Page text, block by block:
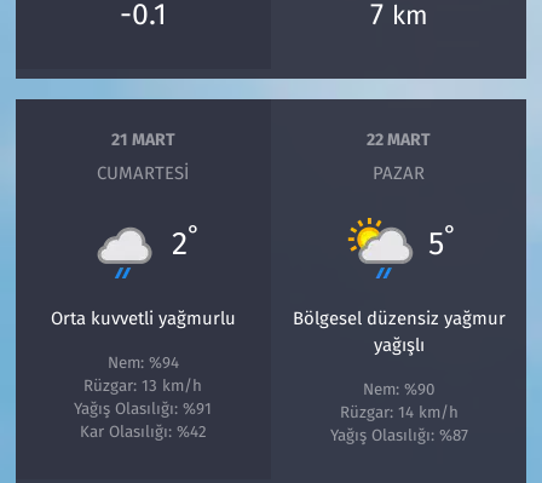
-0.1 7 km
21 MART
CUMARTESI
2°
Orta kuvvetli yağmurlu
Nem: %94
Rüzgar: 13 km/h
Yağış Olasılığı: %91
Kar Olasılığı: %42
22 MART
PAZAR
5°
Bölgesel düzensiz yağmur
yağışlı
Nem: %90
Rüzgar: 14 km/h
Yağış Olasılığı: %87